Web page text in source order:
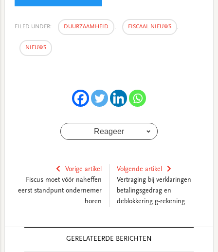
FILED UNDER: DUURZAAMHEID , FISCAAL NIEUWS ,
NIEUWS
Reageer
Vorige artikel
Fiscus moet vóór naheffen
eerst standpunt ondernemer
horen
Volgende artikel
Vertraging bij verklaringen
betalingsgedrag en
deblokkering g-rekening
GERELATEERDE BERICHTEN